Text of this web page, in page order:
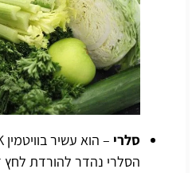
סלרי
הסלרי נהדר להורדת לחץ